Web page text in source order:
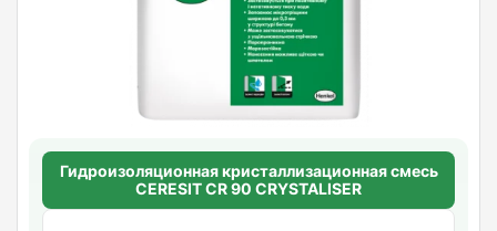
Гидроизоляционная кристаллизационная смесь
CERESIT CR 90 CRYSTALISER